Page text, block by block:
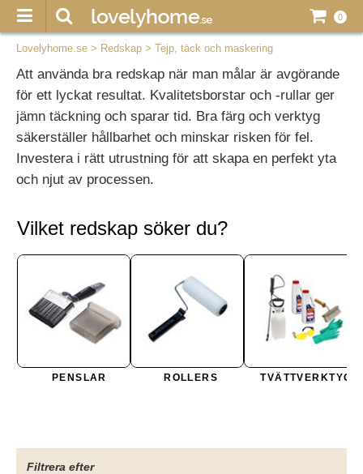
0
Lovelyhome.se > Redskap > Tejp, täck och maskering
Att använda bra redskap när man målar är avgörande
för ett lyckat resultat. Kvalitetsborstar och -rullar ger
jämn täckning och sparar tid. Bra färg och verktyg
säkerställer hållbarhet och minskar risken för fel.
Investera i rätt utrustning för att skapa en perfekt yta
och njut av processen.
Vilket redskap söker du?
PENSLAR ROLLERS TVÄTTVERKTYG
Filtrera efter